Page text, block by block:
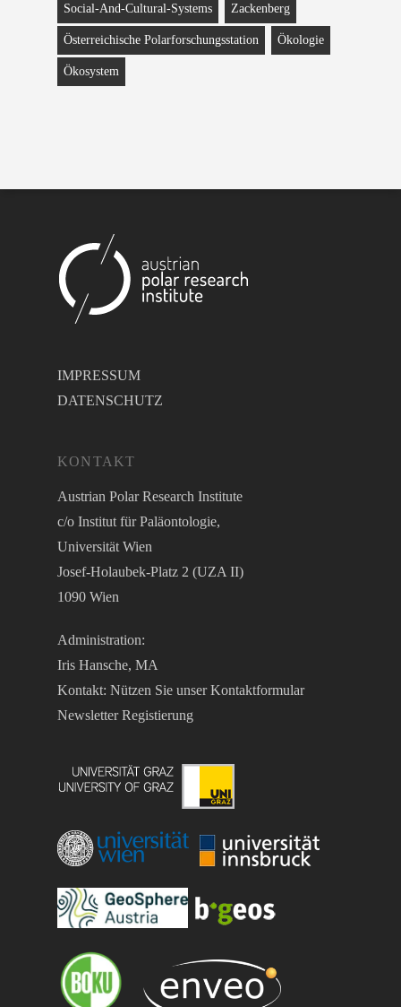
Social-And-Cultural-Systems Zackenberg
Österreichische Polarforschungsstation Ökologie
Ökosystem
IMPRESSUM
DATENSCHUTZ
KONTAKT
Austrian Polar Research Institute
c/o Institut für Paläontologie,
Universität Wien
Josef-Holaubek-Platz 2 (UZA II)
1090 Wien
Administration:
Iris Hansche, MA
Kontakt: Nützen Sie unserKontaktformular
Newsletter Registierung